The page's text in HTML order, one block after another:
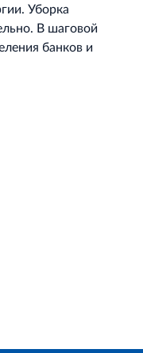
Уборка
В шаговой
банков и